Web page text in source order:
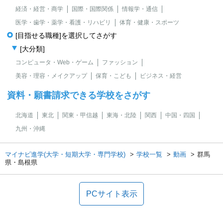
経済・経営・商学 国際・国際関係
情報学・通信
医学・歯学・薬学・看護・リハビリ
体育・健康・スポーツ
[目指せる職種]を選択してさがす
[大分類]
コンピュータ・Web・ゲーム
ファッション
美容・理容・メイクアップ
保育・こども ビジネス・経営
資料・願書請求できる学校をさがす
北海道 東北 関東・甲信越 東海・北陸 関西
中国・四国
九州・沖縄
マイナビ進学(大学・短期大学・専門学校) 学校一覧 動画
群馬
県・島根県
PCサイト表示